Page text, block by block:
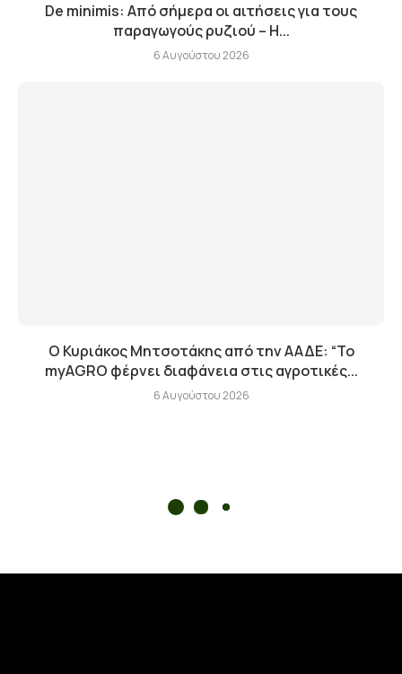
De minimis: Από σήμερα οι αιτήσεις για τους
παραγωγούς ρυζιού – Η...
6 Αυγούστου 2026
Ο Κυριάκος Μητσοτάκης από την ΑΑΔΕ: “Το
myAGRO φέρνει διαφάνεια στις αγροτικές...
6 Αυγούστου 2026